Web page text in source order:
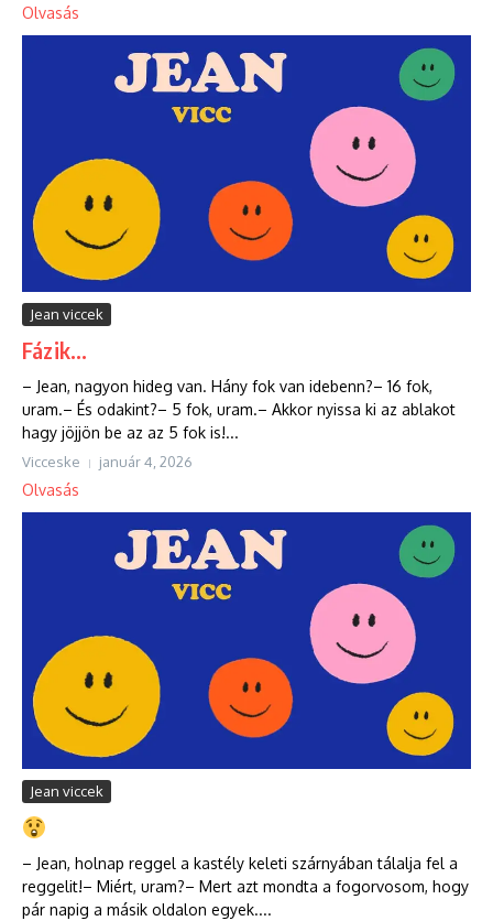
Olvasás
Jean viccek
Fázik…
– Jean, nagyon hideg van. Hány fok van idebenn?– 16 fok,
uram.– És odakint?– 5 fok, uram.– Akkor nyissa ki az ablakot
hagy jöjjön be az az 5 fok is!...
Vicceske január 4, 2026
Olvasás
Jean viccek
– Jean, holnap reggel a kastély keleti szárnyában tálalja fel a
reggelit!– Miért, uram?– Mert azt mondta a fogorvosom, hogy
pár napig a másik oldalon egyek....